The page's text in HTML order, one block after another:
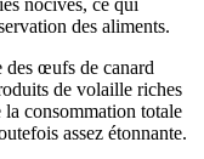
nocives, ce qui
des aliments.
des œufs de canard
de volaille riches
consommation totale
assez étonnante.